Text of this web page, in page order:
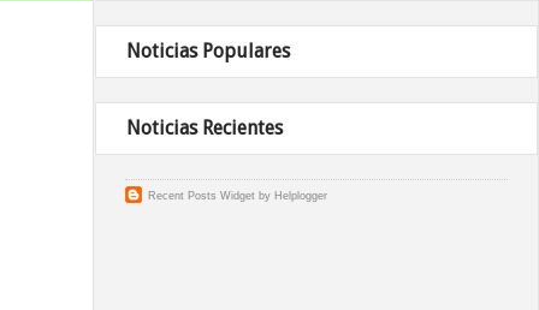
Noticias Populares
Noticias Recientes
Recent Posts Widgetby Helplogger